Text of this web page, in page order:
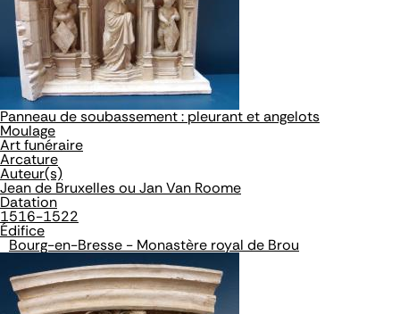
Panneau de soubassement : pleurant et angelots
Moulage
Art funéraire
Arcature
Auteur(s)
Jean de Bruxelles ou Jan Van Roome
Datation
1516-1522
Édifice
Bourg-en-Bresse - Monastère royal de Brou